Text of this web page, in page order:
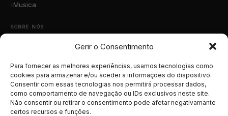
Gerir o Consentimento
Para fornecer as melhores experiências, usamos tecnologias como
cookies para armazenar e/ou aceder a informações do dispositivo.
Consentir com essas tecnologias nos permitirá processar dados,
como comportamento de navegação ou IDs exclusivos neste site.
Não consentir ou retirar o consentimento pode afetar negativamante
certos recursos e funções.
Musica
SOBRE NÓS
Contacto
Submete a Tua Música
Publicidade
Apoiar o Projeto